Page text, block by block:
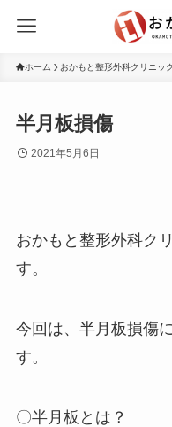
ホーム おかもと整形外科クリニッ
半月板損傷
2021年5月6日
おかもと整形外科ク
す。
今回は、半月板損傷
す。
〇半月板とは？